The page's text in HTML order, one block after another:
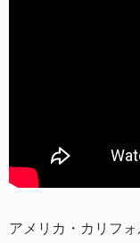
アメリカ・カリフ